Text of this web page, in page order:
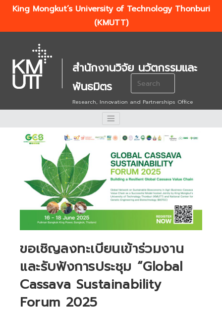
King Mongkut’s University of Technology Thonburi
(KMUTT)
สำนักงานวิจัย นวัตกรรมและ
พันธมิตร
Research, Innovation and Partnerships Office
Search
for:
ขอเชิญลงทะเบียนเข้าร่วมงาน
และรับฟังการประชุม “Global
Cassava Sustainability
Forum 2025